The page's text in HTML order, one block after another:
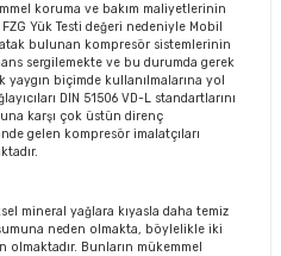
koruma ve bakım maliyetlerinin
Yük Testi değeri nedeniyle Mobil
bulunan kompresör sistemlerinin
sergilemekte ve bu durumda gerek
yaygın biçimde kullanılmalarına yol
DIN 51506 VD-L standartlarını
karşı çok üstün direnç
gelen kompresör imalatçıları
mineral yağlara kıyasla daha temiz
neden olmakta, böylelikle iki
olmaktadır. Bunların mükemmel